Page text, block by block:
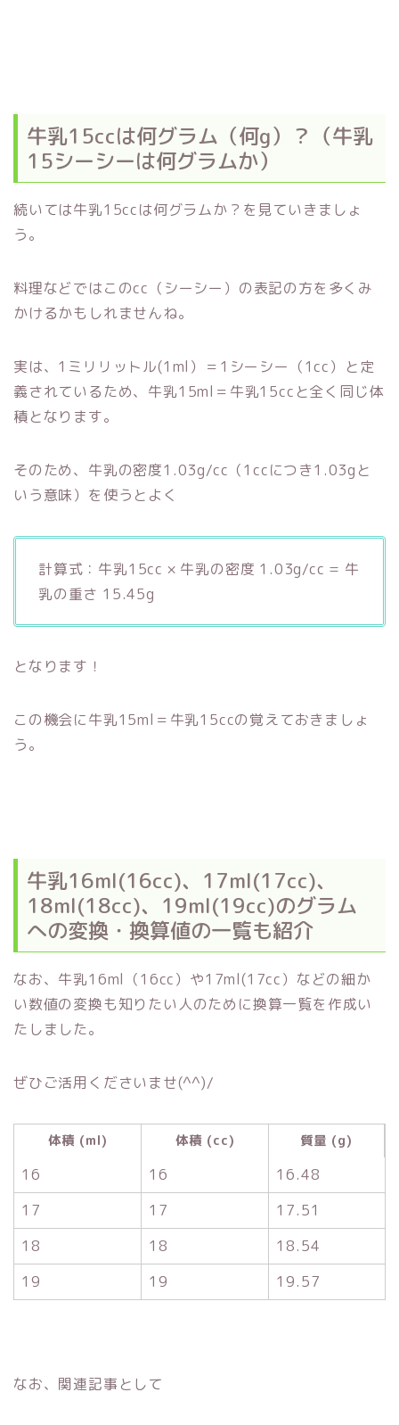
牛乳15ccは何グラム（何g）？（牛乳
15シーシーは何グラムか）
続いては牛乳15ccは何グラムか？を見ていきましょ
う。
料理などではこのcc（シーシー）の表記の方を多くみ
かけるかもしれませんね。
実は、1ミリリットル(1ml）＝1シーシー（1cc）と定
義されているため、牛乳15ml＝牛乳15ccと全く同じ体
積となります。
そのため、牛乳の密度1.03g/cc（1ccにつき1.03gと
いう意味）を使うとよく
計算式：牛乳15cc × 牛乳の密度 1.03g/cc = 牛
乳の重さ 15.45g
となります！
この機会に牛乳15ml＝牛乳15ccの覚えておきましょ
う。
牛乳16ml(16cc)、17ml(17cc)、
18ml(18cc)、19ml(19cc)のグラム
への変換・換算値の一覧も紹介
なお、牛乳16ml（16cc）や17ml(17cc）などの細か
い数値の変換も知りたい人のために換算一覧を作成い
たしました。
ぜひご活用くださいませ(^^)/
体積 (ml) 体積 (cc) 質量 (g)
16 16
16.48
17
17
17.51
18
18
18.54
19
19 19.57
なお、関連記事として